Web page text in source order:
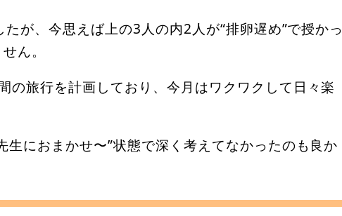
が、今思えば上の3人の内2人が“排卵遅め”で授かっ
ん。
の旅行を計画しており、今月はワクワクして日々楽
生におまかせ〜”状態で深く考えてなかったのも良か